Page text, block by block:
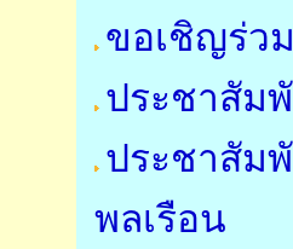
ขอเชิญร่ว
ประชาสัม
ประชาสัม
พลเรือน